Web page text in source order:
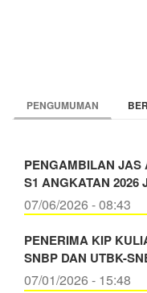
PENGUMUMAN
PENGAMBILAN JAS
S1 ANGKATAN
07/06/2026 - 08:43
PENERIMA KIP
SNBP DAN UTBK-
07/01/2026 - 15:48